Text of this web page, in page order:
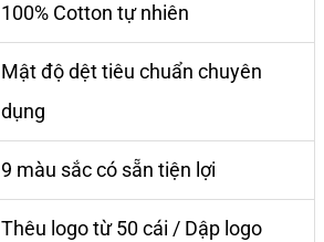
100% Cotton tự nhiên
Mật độ dệt tiêu chuẩn chuyên
dụng
9 màu sắc có sẵn tiện lợi
Thêu logo từ 50 cái / Dập logo